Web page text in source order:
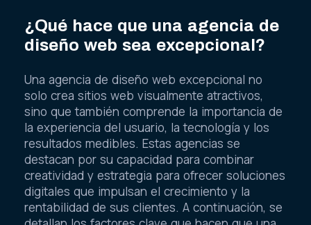
¿Qué hace que una agencia de
diseño web sea excepcional?
Una agencia de diseño web excepcional no
solo crea sitios web visualmente atractivos,
sino que también comprende la importancia de
la experiencia del usuario, la tecnología y los
resultados medibles. Estas agencias se
destacan por su capacidad para combinar
creatividad y estrategia para ofrecer soluciones
digitales que impulsan el crecimiento y la
rentabilidad de sus clientes. A continuación, se